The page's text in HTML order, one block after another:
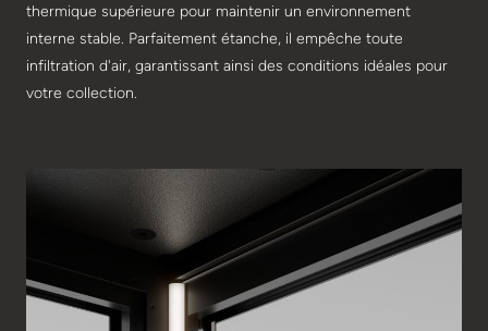
thermique supérieure pour maintenir un environnement
interne stable. Parfaitement étanche, il empêche toute
infiltration d'air, garantissant ainsi des conditions idéales pour
votre collection.